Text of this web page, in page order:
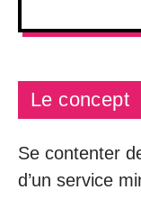
Le concept
Se contenter
d’un service